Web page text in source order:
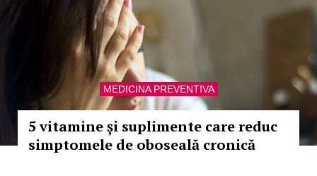
MEDICINA PREVENTIVA
5 vitamine și suplimente care reduc
simptomele de oboseală cronică